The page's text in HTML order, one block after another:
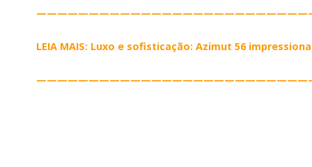
LEIA MAIS: Luxo e sofisticação: Azimut 56